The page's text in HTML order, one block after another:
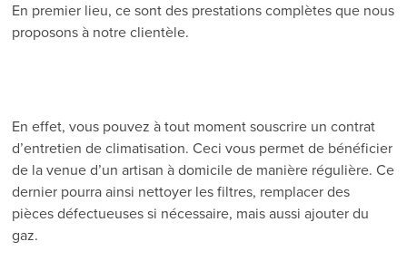
En premier lieu, ce sont des prestations complètes que nous
proposons à notre clientèle.
En effet, vous pouvez à tout moment souscrire un contrat
d’entretien de climatisation. Ceci vous permet de bénéficier
de la venue d’un artisan à domicile de manière régulière. Ce
dernier pourra ainsi nettoyer les filtres, remplacer des
pièces défectueuses si nécessaire, mais aussi ajouter du
gaz.